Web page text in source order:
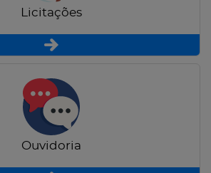
Licitações
Ouvidoria